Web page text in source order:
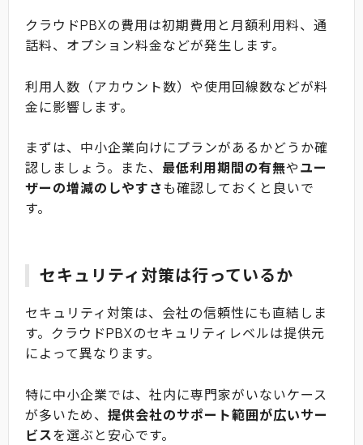
クラウドPBXの費用は初期費用と月額利用料、通
話料、オプション料金などが発生します。
利用人数（アカウント数）や使用回線数などが料
金に影響します。
まずは、中小企業向けにプランがあるかどうか確
認しましょう。また、 最低利用期間の有無やユー
ザーの増減のしやすさも確認しておくと良いで
す。
セキュリティ対策は行っているか
セキュリティ対策は、会社の信頼性にも直結しま
す。クラウドPBXのセキュリティレベルは提供元
によって異なります。
特に中小企業では、社内に専門家がいないケース
が多いため、 提供会社のサポート範囲が広いサー
ビスを選ぶと安心です。